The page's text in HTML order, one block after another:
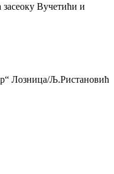
Вучетићи и
Лозница/Љ.Ристановић